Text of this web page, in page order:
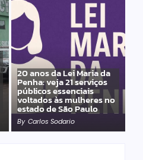
20 anos da Lei Maria da
Penha: veja 21 serviços
públicos essenciais
voltados às mulheres no
estado de São Paulo
By Carlos Sodario